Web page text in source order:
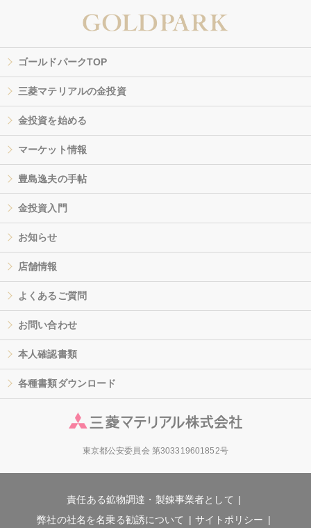
ゴールドパークTOP
三菱マテリアルの金投資
金投資を始める
マーケット情報
豊島逸夫の手帖
金投資入門
お知らせ
店舗情報
よくあるご質問
お問い合わせ
本人確認書類
各種書類ダウンロード
東京都公安委員会 第303319601852号
責任ある鉱物調達・製錬事業者として
弊社の社名を名乗る勧誘について
サイトポリシー